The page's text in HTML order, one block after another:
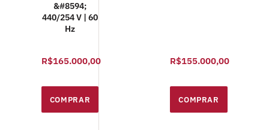
&#8594;
440/254 V | 60
Hz
R$165.000,00 R$155.000,00